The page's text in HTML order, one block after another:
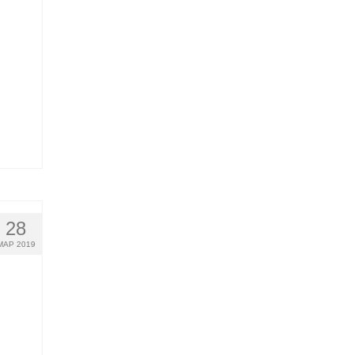
28
2019